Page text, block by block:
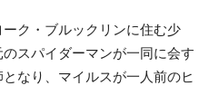
ク・ブルックリンに住む少
スパイダーマンが一同に会す
なり、マイルスが一人前のヒ